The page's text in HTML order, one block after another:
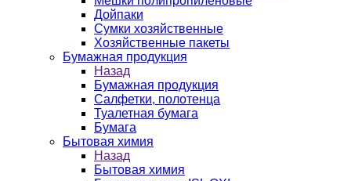
Дойпаки
Сумки хозяйственные
Хозяйственные пакеты
Бумажная продукция
Назад
Бумажная продукция
Салфетки, полотенца
Туалетная бумага
Бумага
Бытовая химия
Назад
Бытовая химия